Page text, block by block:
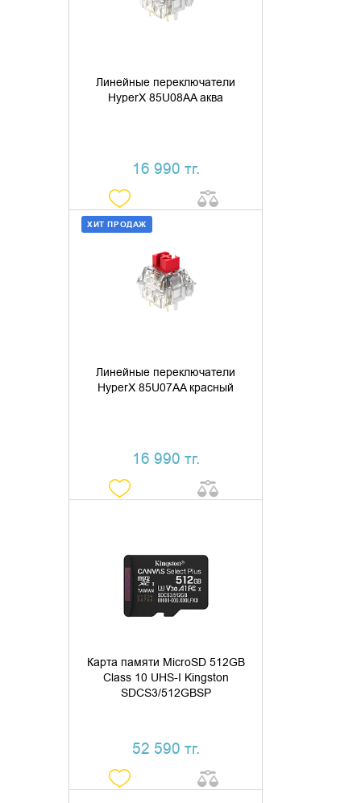
Линейные переключатели
HyperX 85U08AA аква
16 990 тг.
КУПИТЬ В 1 КЛИК
Линейные переключатели
HyperX 85U07AA красный
16 990 тг.
ХИТ ПРОДАЖ
ДОБАВИТЬ В КОРЗИНУ
КУПИТЬ В 1 КЛИК
Карта памяти MicroSD 512GB
Class 10 UHS-I Kingston
SDCS3/512GBSP
52 590 тг.
КУПИТЬ В 1 КЛИК